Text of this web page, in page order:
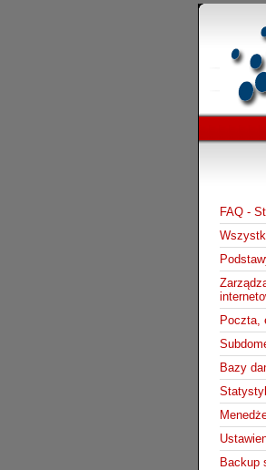
FAQ -
Poczta,
Bazy
Backup